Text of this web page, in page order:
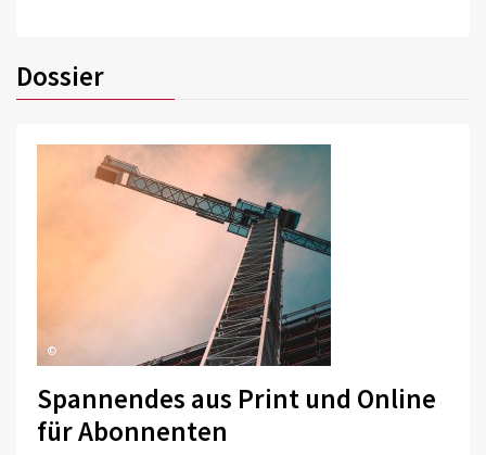
Dossier
©
Spannendes aus Print und Online
für Abonnenten